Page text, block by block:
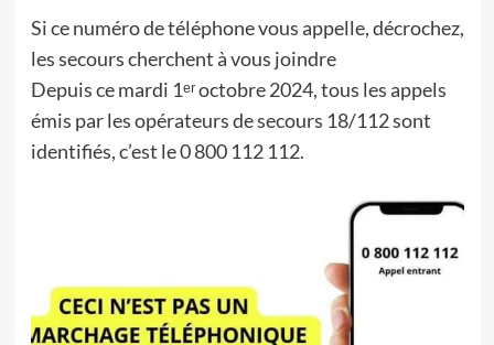
Si ce numéro de téléphone vous appelle, décrochez,
les secours cherchent à vous joindre
Depuis ce mardi 1ᵉʳ octobre 2024, tous les appels
émis par les opérateurs de secours 18/112 sont
identifiés, c’est le 0 800 112 112.